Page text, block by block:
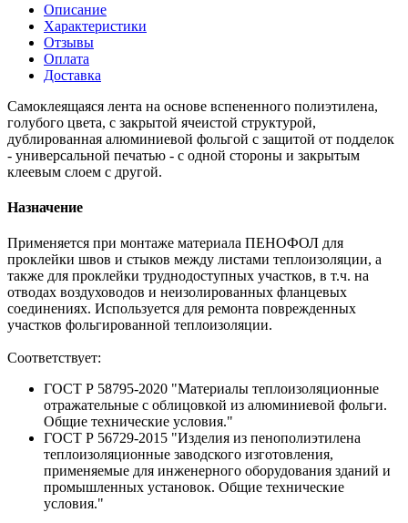
Описание
Характеристики
Отзывы
Оплата
Доставка
Самоклеящаяся лента на основе вспененного полиэтилена,
голубого цвета, с закрытой ячеистой структурой,
дублированная алюминиевой фольгой с защитой от подделок
- универсальной печатью - с одной стороны и закрытым
клеевым слоем с другой.
Назначение
Применяется при монтаже материала ПЕНОФОЛ для
проклейки швов и стыков между листами теплоизоляции, а
также для проклейки труднодоступных участков, в т.ч. на
отводах воздуховодов и неизолированных фланцевых
соединениях. Используется для ремонта поврежденных
участков фольгированной теплоизоляции.
Соответствует:
ГОСТ Р 58795-2020 "Материалы теплоизоляционные
отражательные с облицовкой из алюминиевой фольги.
Общие технические условия."
ГОСТ Р 56729-2015 "Изделия из пенополиэтилена
теплоизоляционные заводского изготовления,
применяемые для инженерного оборудования зданий и
промышленных установок. Общие технические
условия."